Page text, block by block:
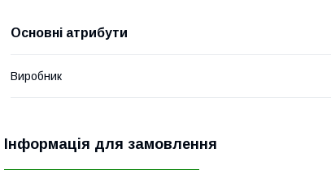
Основні атрибути
Виробник
Інформація для замовлення